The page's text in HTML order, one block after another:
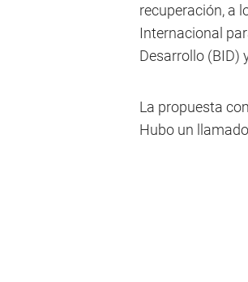
recuperación, a
Internacional
Desarrollo (BID)
La propuesta
Hubo un